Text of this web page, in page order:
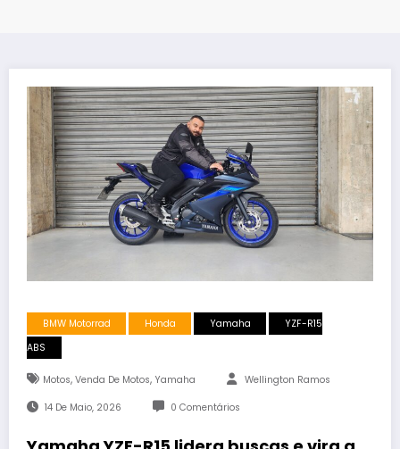
BMW Motorrad Honda Yamaha
YZF-R15
ABS
Motos, Venda De Motos, Yamaha Wellington Ramos
14 De Maio, 2026 0 Comentários